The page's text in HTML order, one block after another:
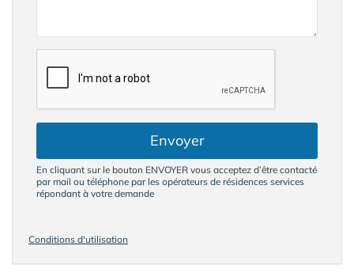
Envoyer
En cliquant sur le bouton ENVOYER vous acceptez d’être contacté
par mail ou téléphone par les opérateurs de résidences services
répondant à votre demande
Conditions d'utilisation